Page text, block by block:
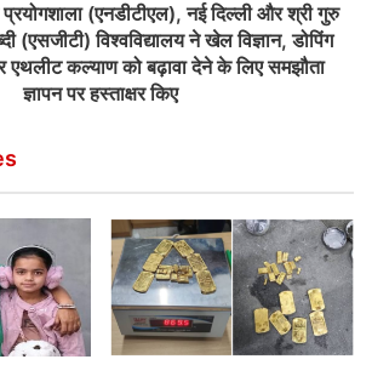
प्रयोगशाला (एनडीटीएल), नई दिल्ली और श्री गुरु
(एसजीटी) विश्वविद्यालय ने खेल विज्ञान, डोपिंग
एथलीट कल्याण को बढ़ावा देने के लिए समझौता
ज्ञापन पर हस्ताक्षर किए